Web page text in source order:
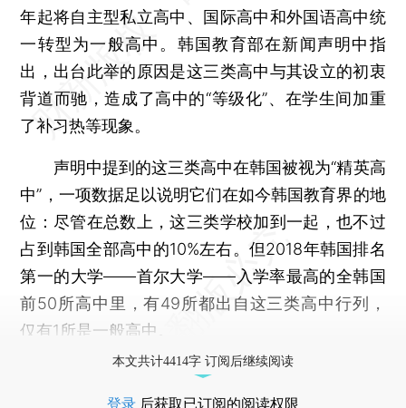
年起将自主型私立高中、国际高中和外国语高中统
一转型为一般高中。韩国教育部在新闻声明中指
出，出台此举的原因是这三类高中与其设立的初衷
背道而驰，造成了高中的“等级化”、在学生间加重
了补习热等现象。
声明中提到的这三类高中在韩国被视为“精英高
中”，一项数据足以说明它们在如今韩国教育界的地
位：尽管在总数上，这三类学校加到一起，也不过
占到韩国全部高中的10%左右。但2018年韩国排名
第一的大学——首尔大学——入学率最高的全韩国
前50所高中里，有49所都出自这三类高中行列，
仅有1所是一般高中。
本文共计4414字 订阅后继续阅读
登录 后获取已订阅的阅读权限